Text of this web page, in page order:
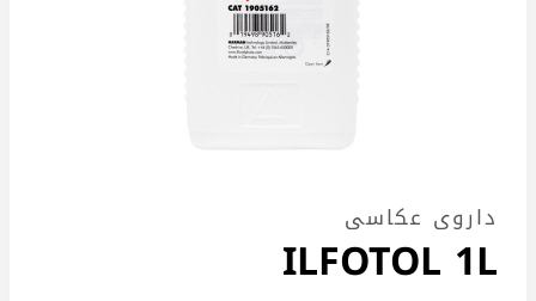
داروی عکاسی
ILFOTOL 1L